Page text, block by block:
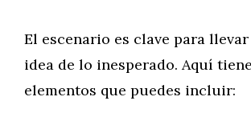
El escenario es clave para
idea de lo inesperado. Aquí
elementos que puedes incluir: